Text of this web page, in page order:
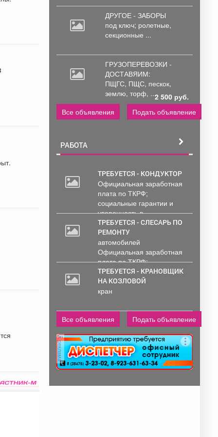
ДРУГОЕ - ЗАБОРЫ
под ключ; ролетные,
секционные ...
ГРУЗОПЕРЕВОЗКИ -
ДОСТАВЯИМ:
ПЩГС, ПЩС, пескок,
землю, торф, ...2 500 руб.
Все объявления
Подать объявление
РАБОТА
ТРЕБУЕТСЯ - КОНДУКТОР
Официальная заработная
плата по ТКРФ;
социальные гарантии и
уверенность в...
ТРЕБУЕТСЯ - СЛЕСАРЬ ПО
РЕМОНТУ
автомобилей
Официальная заработная
плата по ТКРФ;
социальные гарантии и
уверенность в...
ТРЕБУЕТСЯ - КРАНОВЩИК
НА КОЗЛОВОЙ
кран
2
Все объявления Подать объявление
реклама